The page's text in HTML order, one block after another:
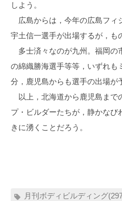
しよう。
広島からは，今年の広島フィ
宇土信一選手が出場するが，も
多士済々なのが九州。福岡の
の綿織勝海選手等等，いずれ
分，鹿児島からも選手の出場が
以上，北海道から鹿児島まで
プ・ビルダーたちが，静かな
きに湧くことだろう。
月刊ボディビルディング